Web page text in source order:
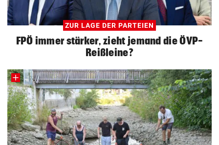
ZUR LAGE DER PARTEIEN
FPÖ immer stärker, zieht jemand die ÖVP-
Reißleine?